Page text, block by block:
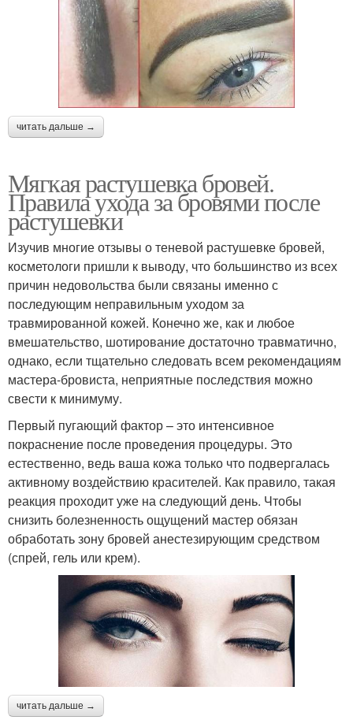
читать дальше →
Мягкая растушевка бровей.
Правила ухода за бровями после
растушевки
Изучив многие отзывы о теневой растушевке бровей,
косметологи пришли к выводу, что большинство из всех
причин недовольства были связаны именно с
последующим неправильным уходом за
травмированной кожей. Конечно же, как и любое
вмешательство, шотирование достаточно травматично,
однако, если тщательно следовать всем рекомендациям
мастера-бровиста, неприятные последствия можно
свести к минимуму.
Первый пугающий фактор – это интенсивное
покраснение после проведения процедуры. Это
естественно, ведь ваша кожа только что подвергалась
активному воздействию красителей. Как правило, такая
реакция проходит уже на следующий день. Чтобы
снизить болезненность ощущений мастер обязан
обработать зону бровей анестезирующим средством
(спрей, гель или крем).
читать дальше →